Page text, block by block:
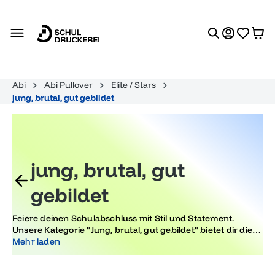
Abi Abi Pullover
Elite / Stars
jung, brutal, gut gebildet
jung, brutal, gut
gebildet
Feiere deinen Schulabschluss mit Stil und Statement.
Unsere Kategorie "Jung, brutal, gut gebildet" bietet dir die
coolsten Abschlussmotive, die perfekt zu deinem
Mehr laden